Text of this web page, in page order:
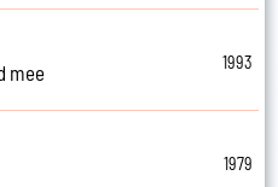
mee
1993
1979